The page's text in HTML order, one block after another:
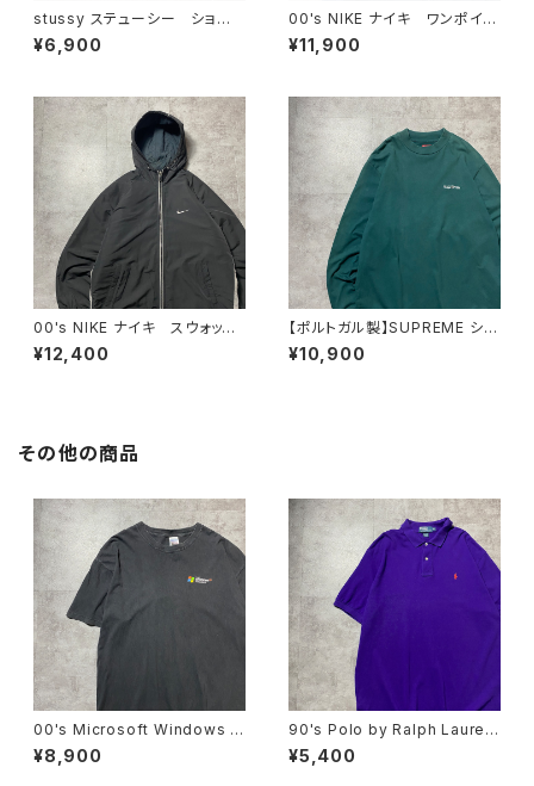
stussy ステューシー ショー
ンフォント 刺繍ロゴ アクリル
100% ブラック 黒 ニット
¥6,900
00's NIKE ナイキ ワンポイン
ト ラベルロゴ バイカラー
中綿 ナイロンジャケット
¥11,900
00's NIKE ナイキ スウォッシ
ュ 刺繍ワンポイント フード
刺繍 ドローコード ブラッ
イロンジャケット
¥12,400
【ポルトガル製】SUPREME シュ
プリーム 刺繍ワンポイント
グリーン Tシャツ ロンT
¥10,900
その他の商品
00's Microsoft Windows マ
イクロソフト ウィンドウズ ワ
ンポイント プリント GILDAN
¥8,900
90's Polo by Ralph Lauren
ポロバイラルフローレン 刺繍
ワンポイント ポニー パープ
¥5,400